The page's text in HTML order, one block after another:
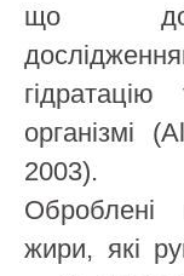
що
організмі
2003).
Оброблені
жири, які